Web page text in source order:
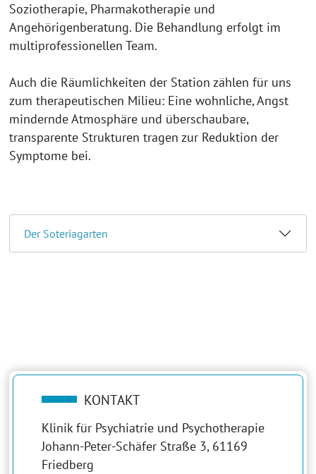
Soziotherapie, Pharmakotherapie und
Angehörigenberatung. Die Behandlung erfolgt im
multiprofessionellen Team.
Auch die Räumlichkeiten der Station zählen für uns
zum therapeutischen Milieu: Eine wohnliche, Angst
mindernde Atmosphäre und überschaubare,
transparente Strukturen tragen zur Reduktion der
Symptome bei.
Der Soteriagarten
KONTAKT
Klinik für Psychiatrie und Psychotherapie
Johann-Peter-Schäfer Straße 3, 61169
Friedberg